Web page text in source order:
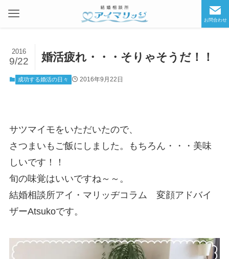
お問合わせ
婚活疲れ・・・そりゃそうだ！！
2016
9/22
成功する婚活の日々 2016年9月22日
サツマイモをいただいたので、
さつまいもご飯にしました。もちろん・・・美味
しいです！！
旬の味覚はいいですね～～。
結婚相談所アイ・マリッヂコラム 変顔アドバイ
ザーAtsukoです。